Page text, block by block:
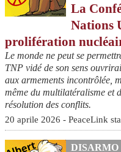
La
Nations
prolifération
Le monde ne peut se
TNP vidé de son sens
aux armements incontrôlée,
même du multilatéralisme et
résolution des conflits.
20 aprile 2026 - PeaceLink
DISARMO